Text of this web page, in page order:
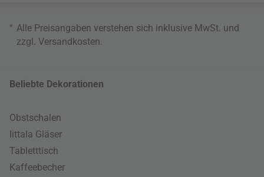
* Alle Preisangaben verstehen sich inklusive MwSt. und
zzgl. Versandkosten
Beliebte Dekorationen
Obstschalen
Iittala Gläser
Tabletttisch
Kaffeebecher